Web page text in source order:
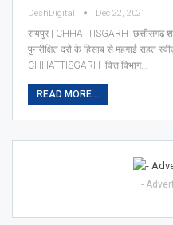
DeshDigital Dec 22, 2021
रायपुर | CHHATTISGARH छत्तीसगढ़
पुनरीक्षित दरों के हिसाब से महंगाई राहत
CHHATTISGARH वित्त विभाग…
READ MORE...
-